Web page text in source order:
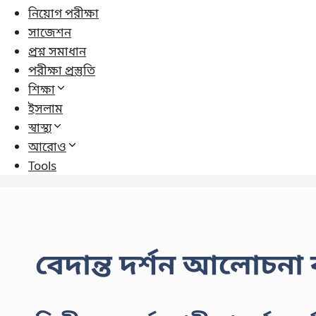
নিয়োগ পরীক্ষা
সাজেশন
প্রশ্ন সমাধান
পরীক্ষা প্রস্তুতি
শিক্ষা
ইসলাম
স্বাস্থ্য
আরোও
Tools
বেদান্ত দর্শন